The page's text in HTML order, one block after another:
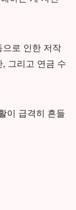
으로 인한 저작
그리고 연금 수
이 급격히 흔들